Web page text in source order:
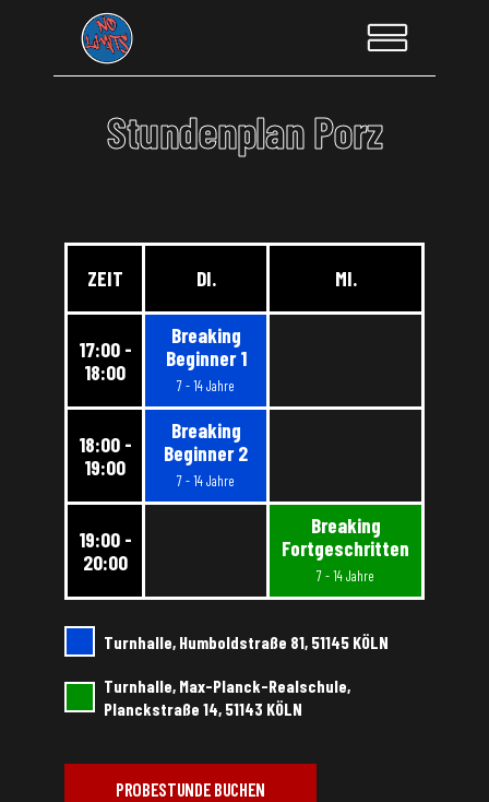
Stundenplan Porz
ZEIT DI. MI.
17:00 -
18:00
Breaking
Beginner 1
7 - 14 Jahre
18:00 -
19:00
Breaking
Beginner 2
7 - 14 Jahre
19:00 -
20:00
Breaking
Fortgeschritten
7 - 14 Jahre
Turnhalle, Humboldstraße 81, 51145 KÖLN
Turnhalle, Max-Planck-Realschule,
Planckstraße 14, 51143 KÖLN
PROBESTUNDE BUCHEN